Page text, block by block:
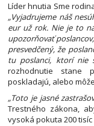
Líder hnutia Sme
„Vyjadrujeme náš
eur už rok. Nie je to
upozorňovať
presvedčený, že
tu poslanci, ktorí nie
rozhodnutie stane
poskladajú, alebo
„Toto je jasné
Trestného zákona,
vysoká pokuta 200 tisíc